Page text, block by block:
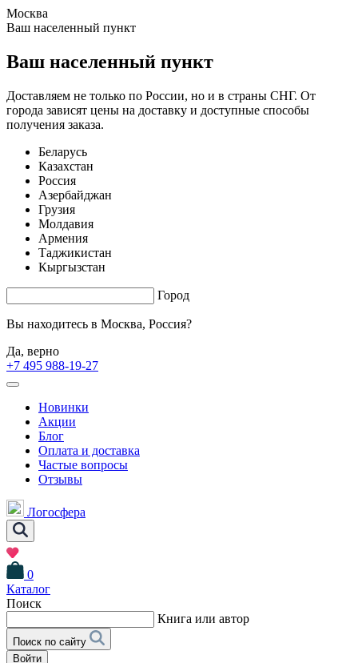
Москва
Ваш населенный пункт
Ваш населенный пункт
Доставляем не только по России, но и в страны СНГ. От
города зависят цены на доставку и доступные способы
получения заказа.
Беларусь
Казахстан
Россия
Азербайджан
Грузия
Молдавия
Армения
Таджикистан
Кыргызстан
Город
Вы находитесь в Москва, Россия?
Да, верно
+7 495 988-19-27
Новинки
Акции
Блог
Оплата и доставка
Частые вопросы
Отзывы
Логосфера
0
Каталог
Поиск
Книга или автор
Поиск по сайту
Войти